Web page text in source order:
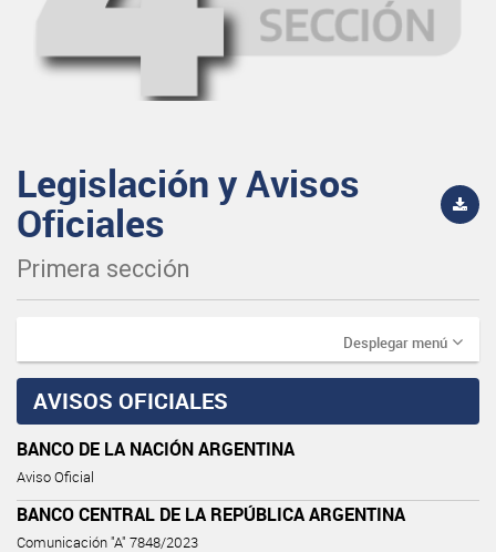
Legislación y Avisos
Oficiales
Primera sección
Desplegar menú
AVISOS OFICIALES
BANCO DE LA NACIÓN ARGENTINA
Aviso Oficial
BANCO CENTRAL DE LA REPÚBLICA ARGENTINA
Comunicación "A" 7848/2023